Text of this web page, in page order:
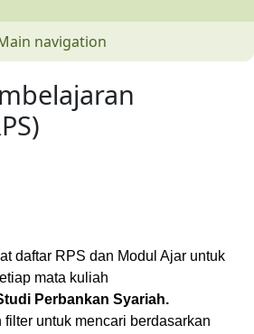
navigation
daftar RPS dan Modul Ajar untuk
mata kuliah
Perbankan Syariah.
untuk mencari berdasarkan